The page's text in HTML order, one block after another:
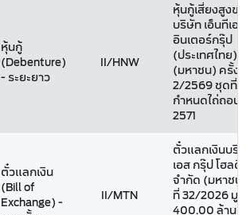
หุ้นกู้
(Debenture)
- ระยะยาว
II/HNW
หุ้นกู้เสี่ยงสูงข
บริษัท เอ็นทีเอ
อินเตอร์กรุ๊ป
(ประเทศไทย)
(มหาชน) ครั้งที่
2/2569 ชุดที่
กำหนดไถ่ถอน
2571
ตั๋วแลกเงิน
(Bill of
Exchange) -
II/MTN
ตั๋วแลกเงินบริ
เอส กรุ๊ป โฮล
จำกัด (มหาชน
ที่ 32/2026 มู
400.00 ล้านบ